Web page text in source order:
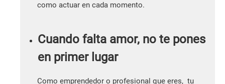
como actuar en cada momento.
Cuando falta amor, no te pones
en primer lugar
Como emprendedor o profesional que eres, tu